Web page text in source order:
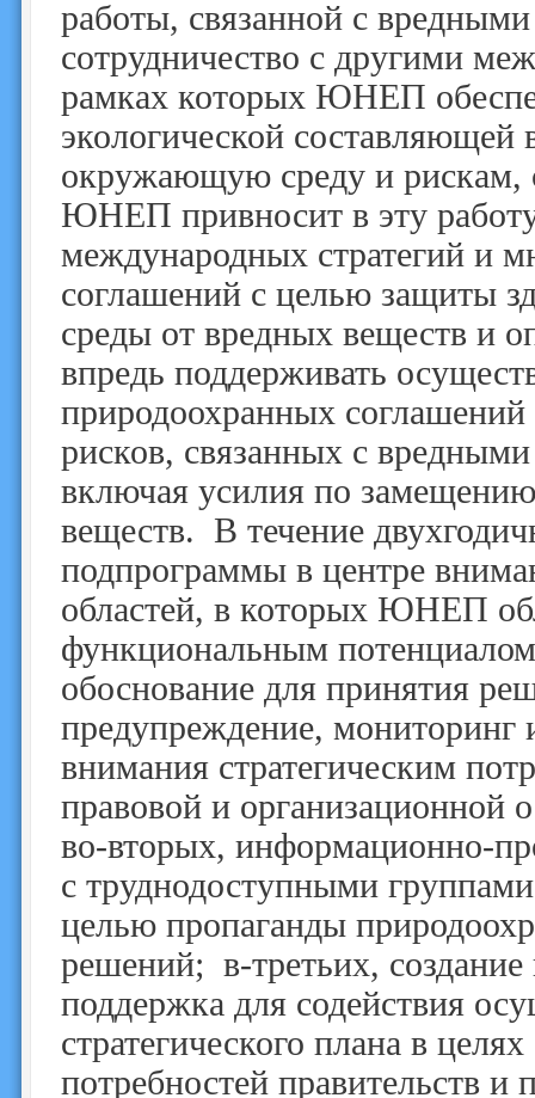
работы, связанной с
сотрудничество с другими
рамках которых ЮНЕП
экологической составляющей
окружающую среду и рискам,
ЮНЕП привносит в эту
международных стратегий и
соглашений с целью защиты
среды от вредных веществ и
впредь поддерживать
природоохранных
рисков, связанных с
включая усилия по
веществ. В течение
подпрограммы в центре
областей, в которых ЮНЕП
функциональным
обоснование для принятия
предупреждение, мониторинг
внимания стратегическим
правовой и организационной
во‑вторых, информационно-
с труднодоступными
целью пропаганды
решений; в‑третьих,
поддержка для содействия
стратегического плана в
потребностей правительств и